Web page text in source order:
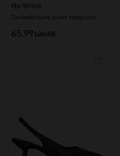
No Stress
Donkerblauwe suède slingbacks
109.98
65.99